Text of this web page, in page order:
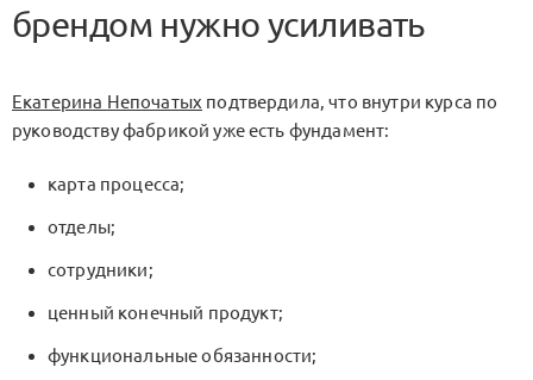
брендом нужно усиливать
Екатерина Непочатых подтвердила, что внутри курса по
руководству фабрикой уже есть фундамент:
карта процесса;
отделы;
сотрудники;
ценный конечный продукт;
функциональные обязанности;